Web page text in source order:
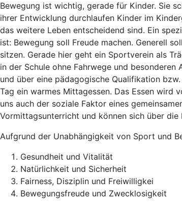
Bewegung ist wichtig, gerade für Kinder. Sie
ihrer Entwicklung durchlaufen Kinder im
das weitere Leben entscheidend sind. Ein
ist: Bewegung soll Freude machen. Generell
sitzen. Gerade hier geht ein Sportverein als
in der Schule ohne Fahrwege und besonderen
und über eine pädagogische Qualifikation
Tag ein warmes Mittagessen. Das Essen wird
uns auch der soziale Faktor eines
Vormittagsunterricht und können sich über die
Aufgrund der Unabhängigkeit von Sport und
Gesundheit und Vitalität
Natürlichkeit und Sicherheit
Fairness, Disziplin und Freiwilligkei
Bewegungsfreude und Zwecklosigkeit